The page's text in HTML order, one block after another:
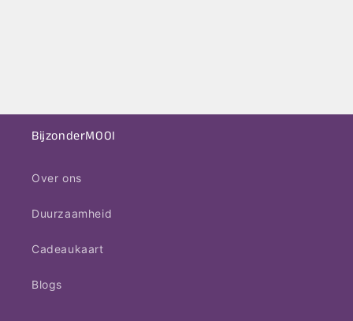
BijzonderMOOI
Over ons
Duurzaamheid
Cadeaukaart
Blogs